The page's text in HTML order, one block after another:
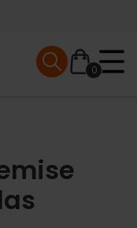
0
Mobile menu